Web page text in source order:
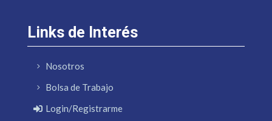
Links de Interés
Nosotros
Bolsa de Trabajo
Login/Registrarme